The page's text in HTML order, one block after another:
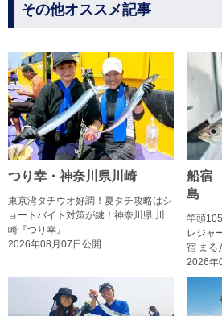
その他オススメ記事
つり幸・神奈川県川崎
東京湾タチウオ好調！夏タチ攻略はシ
ョートバイト対策が鍵！神奈川県 川
崎『つり幸』
2026年08月07日公開
船宿
島
竿頭
レジャ
宿 まる
2026年